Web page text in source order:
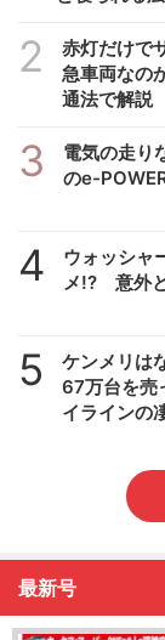
2
赤灯だけで
急車両なの
通法で解説
3
電気の走り
のe-
4
ウォッシャ
メ!? 意外
5
ケンメリは
67万台を売
イラインの
最新号